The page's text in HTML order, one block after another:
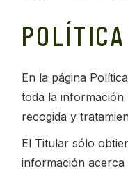
En la página
toda la información
recogida y
El Titular sólo
información acerca